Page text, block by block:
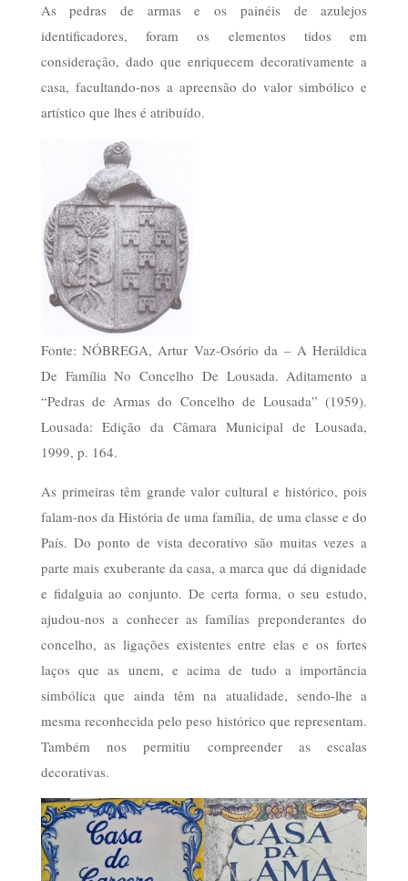
As pedras de armas e os painéis de azulejos
identificadores, foram os elementos tidos em
consideração, dado que enriquecem decorativamente a
casa, facultando-nos a apreensão do valor simbólico e
artístico que lhes é atribuído.
Fonte: NÓBREGA, Artur Vaz-Osório da – A Heráldica
De Família No Concelho De Lousada. Aditamento a
“Pedras de Armas do Concelho de Lousada” (1959).
Lousada: Edição da Câmara Municipal de Lousada,
1999, p. 164.
As primeiras têm grande valor cultural e histórico, pois
falam-nos da História de uma família, de uma classe e do
País. Do ponto de vista decorativo são muitas vezes a
parte mais exuberante da casa, a marca que dá dignidade
e fidalguia ao conjunto. De certa forma, o seu estudo,
ajudou-nos a conhecer as famílias preponderantes do
concelho, as ligações existentes entre elas e os fortes
laços que as unem, e acima de tudo a importância
simbólica que ainda têm na atualidade, sendo-lhe a
mesma reconhecida pelo peso histórico que representam.
Também nos permitiu compreender as escalas
decorativas.